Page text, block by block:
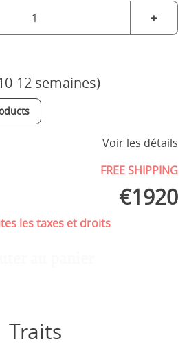
+
12 semaines)
Voir les détails
FREE SHIPPING
€1920
les taxes et droits
Traits